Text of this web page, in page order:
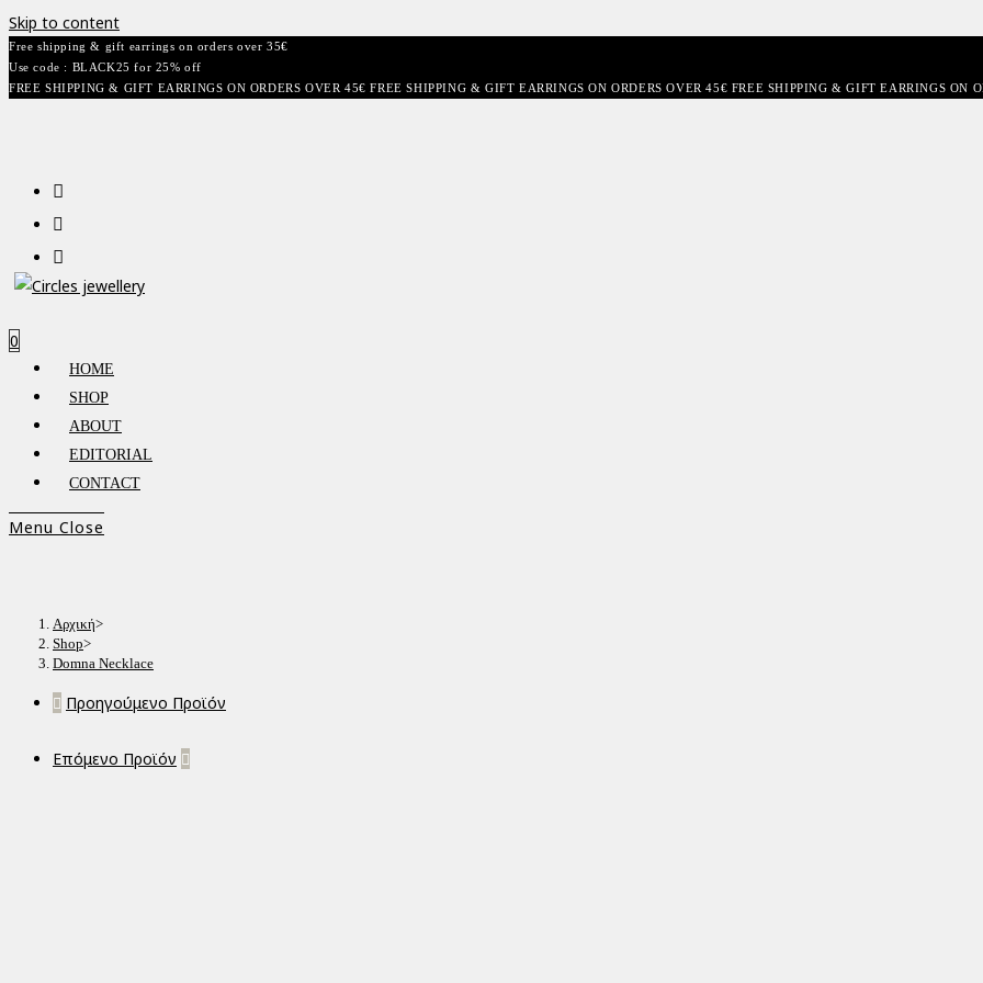
Skip to content
Free shipping & gift earrings on orders over 35€
Use code : BLACK25 for 25% off
FREE SHIPPING & GIFT EARRINGS ON ORDERS OVER 45€ FREE SHIPPING & GIFT EARRINGS ON ORDERS OVER 45€ FREE SHIPPING & GIFT EARRINGS ON
0
HOME
SHOP
ABOUT
EDITORIAL
CONTACT
Menu Close
Αρχική>
Shop>
Domna Necklace
Προηγούμενο Προϊόν
Επόμενο Προϊόν